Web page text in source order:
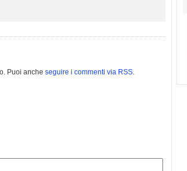
Puoi anche seguire i commenti via RSS.